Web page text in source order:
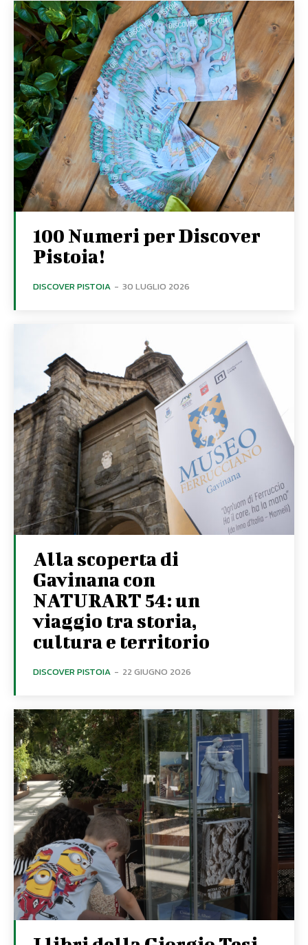
100 Numeri per Discover
Pistoia!
DISCOVER PISTOIA - 30 LUGLIO 2026
Alla scoperta di
Gavinana con
NATURART 54: un
viaggio tra storia,
cultura e territorio
DISCOVER PISTOIA - 22 GIUGNO 2026